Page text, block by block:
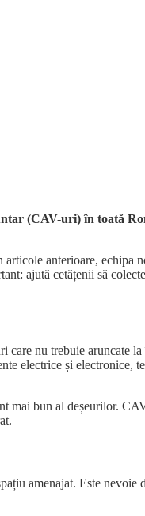
(CAV-uri) în toată
anterioare, echipa
ajută cetățenii să
care nu trebuie aruncate la
electrice și electronice,
mai bun al deșeurilor.
amenajat. Este nevoie